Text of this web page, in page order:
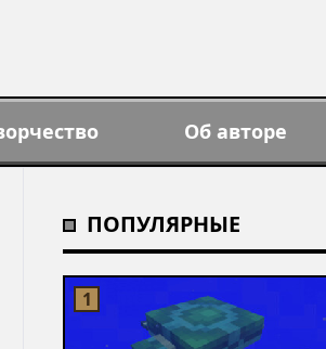
Об авторе
ПОПУЛЯРНЫЕ